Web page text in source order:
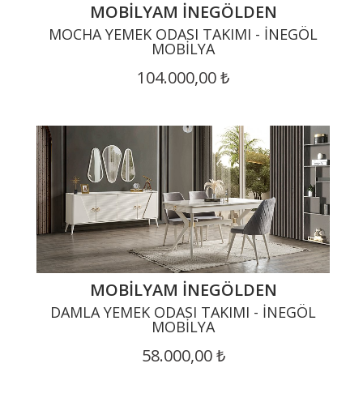
MOBILYAM İNEGÖLDEN
MOCHA YEMEK ODASI TAKIMI - İNEGÖL
MOBILYA
104.000,00 ₺
MOBILYAM İNEGÖLDEN
DAMLA YEMEK ODASI TAKIMI - İNEGÖL
MOBILYA
58.000,00 ₺